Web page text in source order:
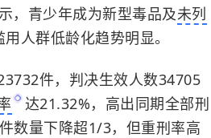
， 青少年成为新型毒品及未列
人群低龄化趋势明显。
件，判决生效人数34705
达21.32%，高出同期全部刑
数量下降超1/3，但重刑率高